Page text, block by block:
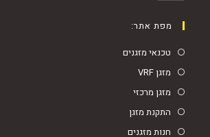
מפת אתר:
טכנאי מזגנים
מזגן VRF
מזגן מרכזי
התקנת מזגן
חנות מזגנים